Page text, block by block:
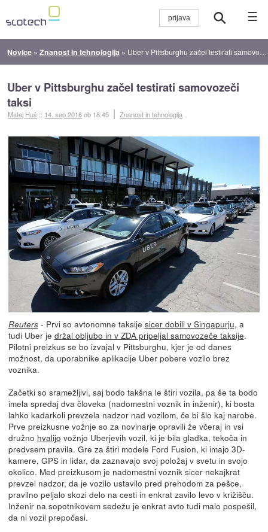
☰
Novice »Znanost in tehnologija » Uber v Pittsburghu začel testirati samovozeči taksi
Uber v Pittsburghu začel testirati samovozeči
taksi
Matej Huš :: 14. sep 2016ob 18:45 Znanost in tehnologija
Reuters- Prvi so avtonomne taksije sicer dobili v Singapurju, a
tudi Uber je držal obljubo in v ZDA pripeljal samovozeče taksije.
Pilotni preizkus se bo izvajal v Pittsburghu, kjer je od danes
možnost, da uporabnike aplikacije Uber pobere vozilo brez
voznika.
Začetki so sramežljivi, saj bodo takšna le štiri vozila, pa še ta bodo
imela spredaj dva človeka (nadomestni voznik in inženir), ki bosta
lahko kadarkoli prevzela nadzor nad vozilom, če bi šlo kaj narobe.
Prve preizkusne vožnje so za novinarje opravili že včeraj in vsi
družno hvalijo vožnjo Uberjevih vozil, ki je bila gladka, tekoča in
predvsem pravila. Gre za štiri modele Ford Fusion, ki imajo 3D-
kamere, GPS in lidar, da zaznavajo svoj položaj v svetu in svojo
okolico. Med preizkusom je nadomestni voznik sicer nekajkrat
prevzel nadzor, da je vozilo ustavilo pred prehodom za pešce,
pravilno peljalo skozi delo na cesti in enkrat zavilo levo v križišču.
Inženir na sopotnikovem sedežu je enkrat avto tudi malo pospešil,
da ni vozil prepočasi.